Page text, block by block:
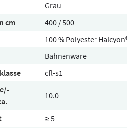
Grau
cm
400 / 500
100 % Polyester
Bahnenware
cfl-s1
10.0
≥ 5